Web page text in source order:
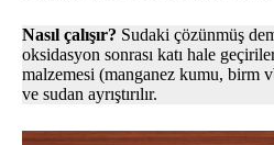
Nasıl çalışır? Sudaki çözünmüş
oksidasyon sonrası katı hale
malzemesi (manganez kumu, birm
ve sudan ayrıştırılır.